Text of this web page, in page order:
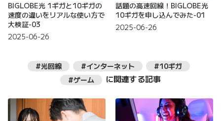
BIGLOBE光 1ギガと10ギガの
速度の違いをリアルな使い方で
大検証-03
2025-06-26
話題の高速回線！BIGLOBE光
10ギガを申し込んでみた-01
2025-06-26
#光回線 #インターネット
#10ギガ
#ゲーム
に関連する記事